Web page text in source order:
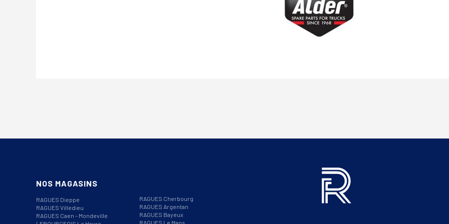
NOS MAGASINS
RAGUES Dieppe
RAGUES Villedieu
RAGUES Caen – Mondeville
RAGUES Cherbourg
RAGUES Argentan
RAGUES Bayeux
RAGUES Le Mans